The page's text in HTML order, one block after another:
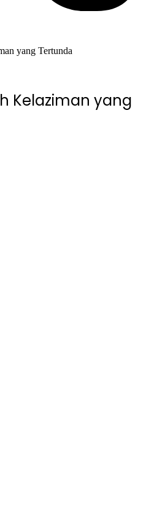
yang Tertunda
Kelaziman yang